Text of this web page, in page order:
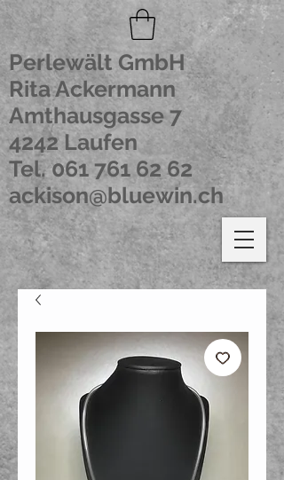
Perlewält GmbH
Rita Ackermann
Amthausgasse 7
4242 Laufen
Tel.061 761 62 62
ackison@bluewin.ch